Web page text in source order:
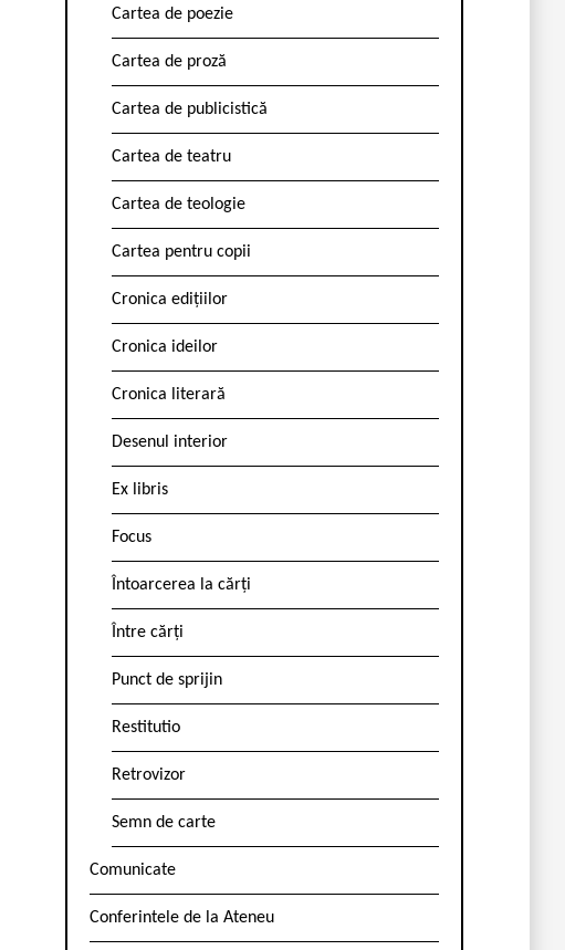
Cartea de poezie
Cartea de proză
Cartea de publicistică
Cartea de teatru
Cartea de teologie
Cartea pentru copii
Cronica edițiilor
Cronica ideilor
Cronica literară
Desenul interior
Ex libris
Focus
Întoarcerea la cărți
Între cărți
Punct de sprijin
Restitutio
Retrovizor
Semn de carte
Comunicate
Conferintele de la Ateneu